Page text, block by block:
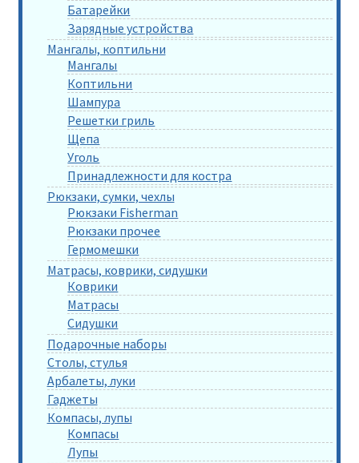
Батарейки
Зарядные устройства
Мангалы, коптильни
Мангалы
Коптильни
Шампура
Решетки гриль
Щепа
Уголь
Принадлежности для костра
Рюкзаки, сумки, чехлы
Рюкзаки Fisherman
Рюкзаки прочее
Гермомешки
Матрасы, коврики, сидушки
Коврики
Матрасы
Сидушки
Подарочные наборы
Столы, стулья
Арбалеты, луки
Гаджеты
Компасы, лупы
Компасы
Лупы